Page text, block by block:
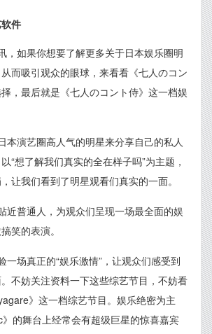
件
，如果你想要了解更多关于日本娱乐圈明
而吸引观众的眼球，来看看《七人のコン
，最后就是《七人のコント侍》这一档娱
本演艺圈高人气的明星来分享自己的私人
“想了解我们真实的全在样子吗”为主题，
让我们看到了明星观看们真实的一面。
近普通人，为观众们呈现一场最全面的娱
笑的表演。
一场真正的“娱乐激情”，让观众们感受到
不妨关注资料一下这些综艺节目，不妨看
》这一档综艺节目。娱乐绝密为主
的舞台上经常会有超级巨星的惊喜嘉宾